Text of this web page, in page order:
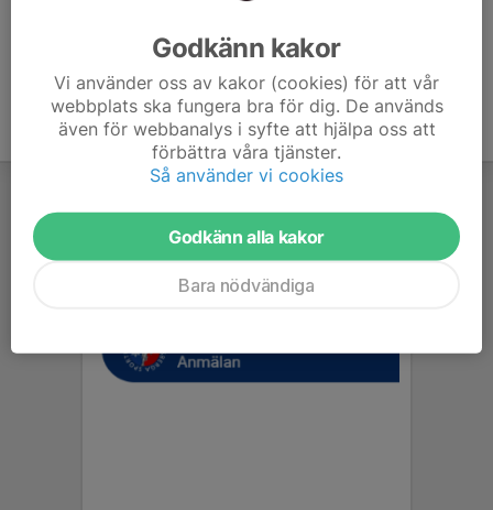
Godkänn kakor
Vi använder oss av kakor (cookies) för att vår
webbplats ska fungera bra för dig. De används
även för webbanalys i syfte att hjälpa oss att
förbättra våra tjänster.
Så använder vi cookies
Godkänn alla kakor
Bara nödvändiga